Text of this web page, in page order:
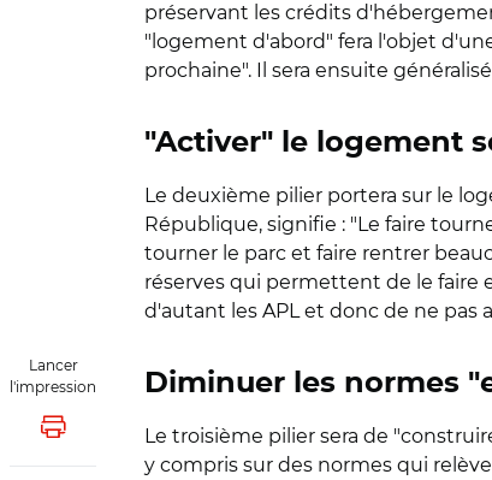
Lancer
l'impression
Lancer l'impression
préservant les crédits
"logement d'abord" fera l'objet
prochaine". Il sera ensuite
"Activer" le logement
Le deuxième pilier portera sur le
République, signifie : "Le faire
tourner le parc et faire rentrer
réserves qui permettent de le faire
d'autant les APL et donc de ne pas
Diminuer les normes
Le troisième pilier sera de
y compris sur des normes qui